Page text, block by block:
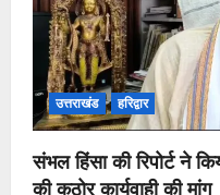
उत्तराखंड हरिद्वार
संभल हिंसा की रिपोर्ट ने
की कठोर कार्यवाही की मांग